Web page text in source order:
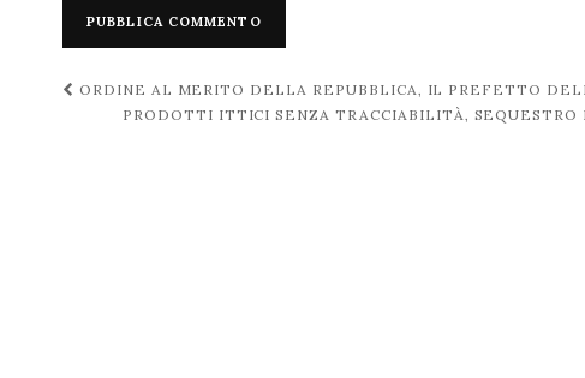
Navigazione
post
ORDINE AL MERITO DELLA REPUBBLICA, IL PREFETTO
PRODOTTI ITTICI SENZA TRACCIABILITÀ,